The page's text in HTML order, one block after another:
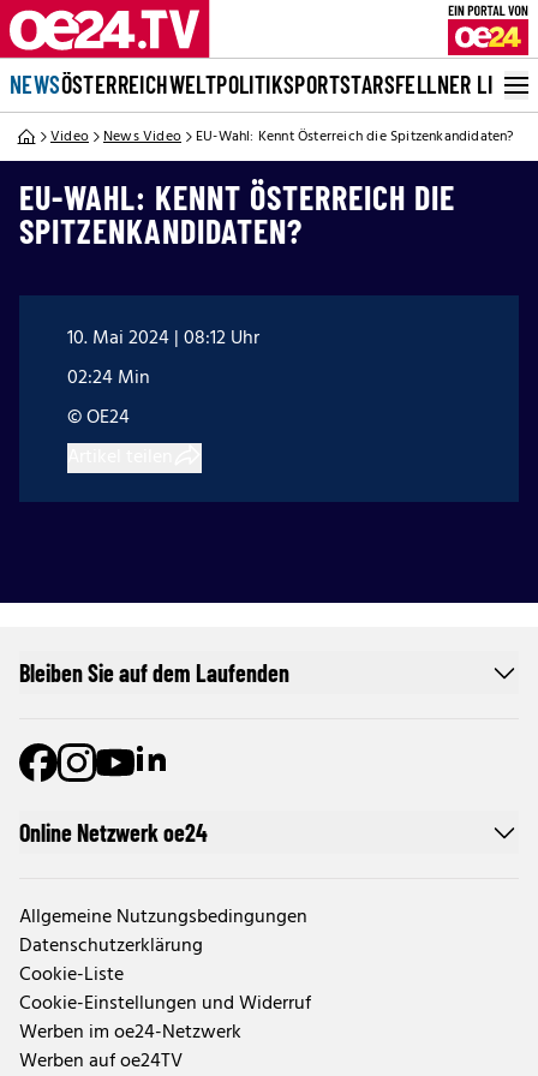
NEWSÖSTERREICHWELTPOLITIKSPORTSTARSFELLNER LIVE
Video News Video EU-Wahl: Kennt Österreich die Spitzenkandidaten?
EU-WAHL: KENNT ÖSTERREICH DIE
SPITZENKANDIDATEN?
10. Mai 2024 | 08:12 Uhr
02:24 Min
© OE24
Online Netzwerk oe24
Allgemeine Nutzungsbedingungen
Datenschutzerklärung
Cookie-Liste
Cookie-Einstellungen und Widerruf
Werben im oe24-Netzwerk
Werben auf oe24TV
Bleiben Sie auf dem Laufenden